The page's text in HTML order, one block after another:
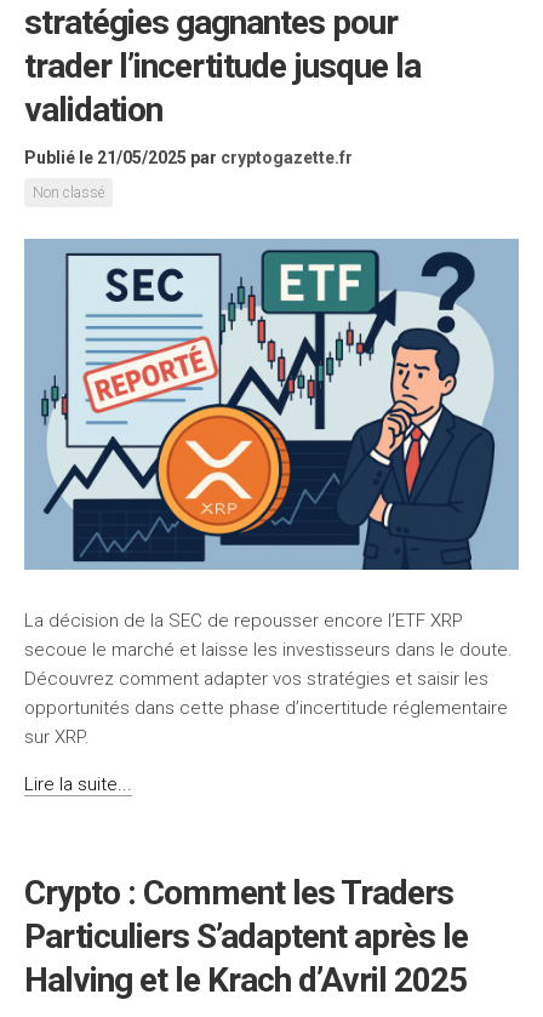
stratégies gagnantes pour
trader l’incertitude jusque la
validation
Publié le 21/05/2025 par cryptogazette.fr
Non classé
La décision de la SEC de repousser encore l’ETF XRP
secoue le marché et laisse les investisseurs dans le doute.
Découvrez comment adapter vos stratégies et saisir les
opportunités dans cette phase d’incertitude réglementaire
sur XRP.
Lire la suite...
Crypto : Comment les Traders
Particuliers S’adaptent après le
Halving et le Krach d’Avril 2025